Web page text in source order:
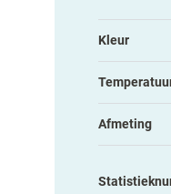
Kleur
Afmeting